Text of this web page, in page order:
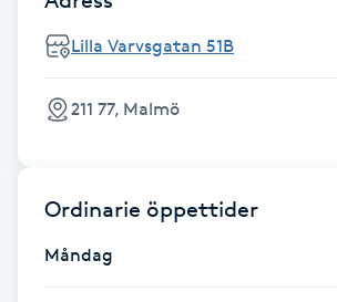
Fransrengöring
Friskvård
Friskvårdsmassage
Lilla Varvsgatan 51B
211 77, Malmö
Ordinarie öppettider
Måndag